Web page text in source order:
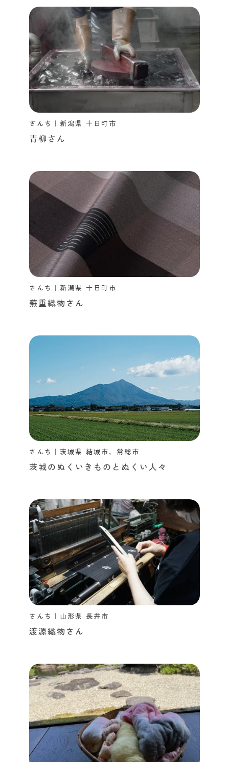
さんち｜新潟県 十日町市
青柳さん
さんち｜新潟県 十日町市
蕪重織物さん
さんち｜茨城県 結城市、常総市
茨城のぬくいきものとぬくい人々
さんち｜山形県 長井市
渡源織物さん